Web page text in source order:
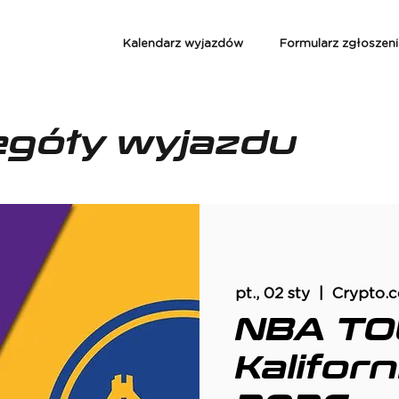
Kalendarz wyjazdów Formularz
wyjazdu
pt., 02 sty
NBA